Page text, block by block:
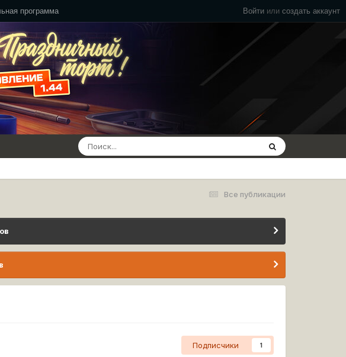
Войти или создать аккаунт
программа
Все публикации
Подписчики 1